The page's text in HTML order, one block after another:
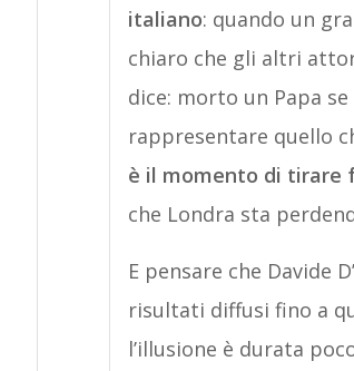
italiano: quando un
chiaro che gli altri
dice: morto un Papa
rappresentare quello
è il momento di tirare
che Londra sta
E pensare che Davide
risultati diffusi fino a
l’illusione è durata